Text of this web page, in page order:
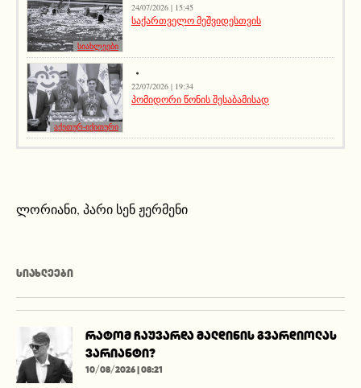
სიახლეები
24/07/2026 | 15:45
საქართველო მეშვიდესთვის
აქეთურ-იქითური
22/07/2026 | 19:34
პომიდორი წონის შესაბამისად
ლორიანი, პარი სენ ჟერმენი
ᲡᲘᲐᲮᲚᲔᲔᲑᲘ
რატომ ჩაუვარდა მალდინის გვარდიოლას
ვარიანტი?
10/08/2026 | 08:21